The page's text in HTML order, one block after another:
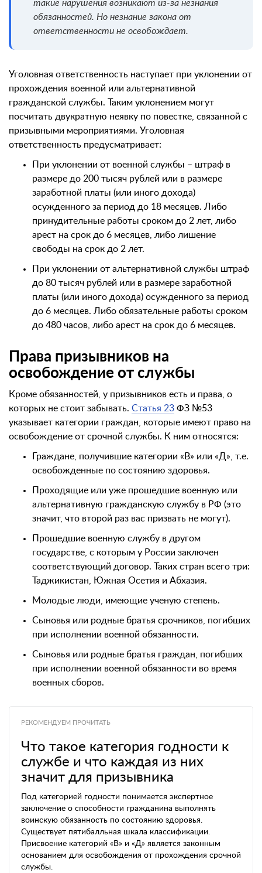
такие нарушения возникают из-за незнания
обязанностей. Но незнание закона от
ответственности не освобождает.
Уголовная ответственность наступает при уклонении от
прохождения военной или альтернативной
гражданской службы. Таким уклонением могут
посчитать двукратную неявку по повестке, связанной с
призывными мероприятиями. Уголовная
ответственность предусматривает:
При уклонении от военной службы – штраф в
размере до 200 тысяч рублей или в размере
заработной платы (или иного дохода)
осужденного за период до 18 месяцев. Либо
принудительные работы сроком до 2 лет, либо
арест на срок до 6 месяцев, либо лишение
свободы на срок до 2 лет.
При уклонении от альтернативной службы штраф
до 80 тысяч рублей или в размере заработной
платы (или иного дохода) осужденного за период
до 6 месяцев. Либо обязательные работы сроком
до 480 часов, либо арест на срок до 6 месяцев.
Права призывников на
освобождение от службы
Кроме обязанностей, у призывников есть и права, о
которых не стоит забывать. Статья 23 ФЗ №53
указывает категории граждан, которые имеют право на
освобождение от срочной службы. К ним относятся:
Граждане, получившие категории «В» или «Д», т.е.
освобожденные по состоянию здоровья.
Проходящие или уже прошедшие военную или
альтернативную гражданскую службу в РФ (это
значит, что второй раз вас призвать не могут).
Прошедшие военную службу в другом
государстве, с которым у России заключен
соответствующий договор. Таких стран всего три:
Таджикистан, Южная Осетия и Абхазия.
Молодые люди, имеющие ученую степень.
Сыновья или родные братья срочников, погибших
при исполнении военной обязанности.
Сыновья или родные братья граждан, погибших
при исполнении военной обязанности во время
военных сборов.
РЕКОМЕНДУЕМ ПРОЧИТАТЬ
Что такое категория годности к
службе и что каждая из них
значит для призывника
Под категорией годности понимается экспертное
заключение о способности гражданина выполнять
воинскую обязанность по состоянию здоровья.
Существует пятибалльная шкала классификации.
Присвоение категорий «В» и «Д» является законным
основанием для освобождения от прохождения срочной
службы.